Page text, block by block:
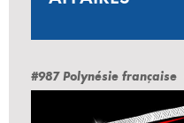
#987 Polynésie française